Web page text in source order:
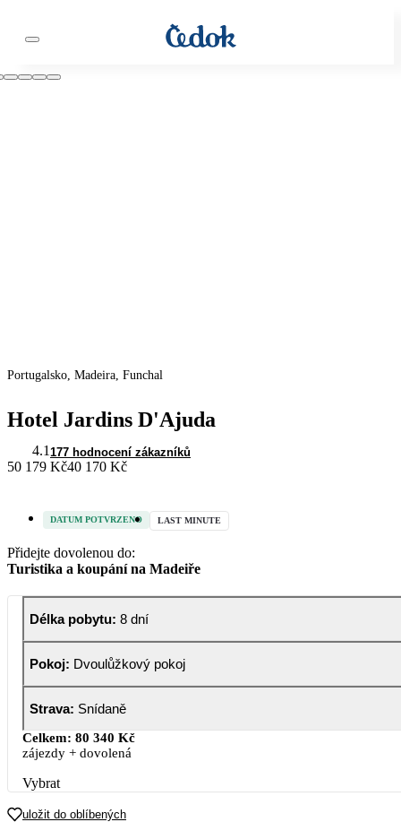
Portugalsko, Madeira, Funchal
Hotel Jardins D'Ajuda
4.1 177 hodnocení zákazníků
50 179 Kč40 170 Kč
DATUM POTVRZENO LAST MINUTE
Přidejte dovolenou do:
Turistika a koupání na Madeiře
Délka pobytu: 8 dní
Pokoj: Dvoulůžkový pokoj
Strava: Snídaně
Celkem: 80 340 Kč
zájezdy + dovolená
Vybrat
uložit do oblíbených